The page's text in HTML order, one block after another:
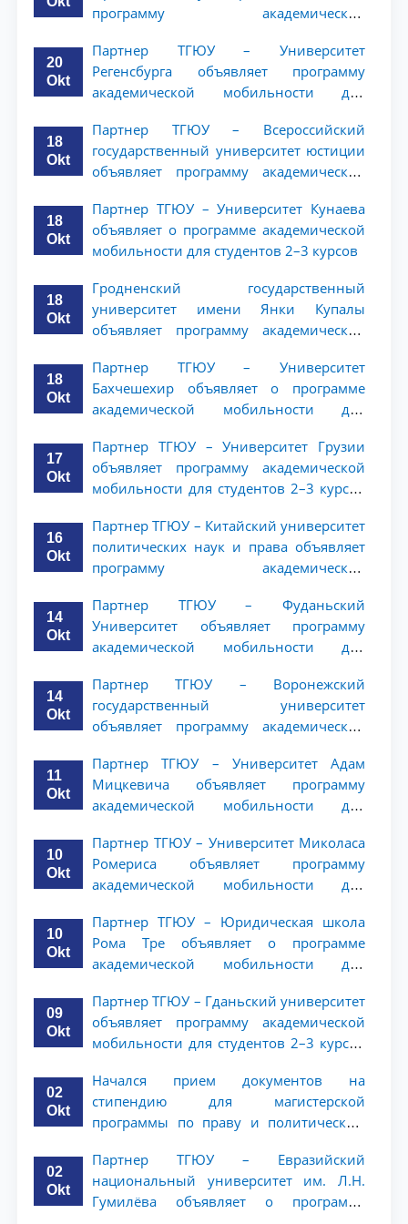
программу академической
20
Okt
Партнер ТГЮУ – Университет
Регенсбурга объявляет программу
академической мобильности для
18
Okt
Партнер ТГЮУ – Всероссийский
государственный университет юстиции
объявляет программу академической
ТГЮУ
18
Okt
Партнер ТГЮУ – Университет Кунаева
объявляет о программе академической
мобильности для студентов 2–3 курсов
18
Okt
Гродненский государственный
университет имени Янки Купалы
объявляет программу академической
ТГЮУ
18
Okt
Партнер ТГЮУ – Университет
Бахчешехир объявляет о программе
академической мобильности для
17
Okt
Партнер ТГЮУ – Университет Грузии
объявляет программу академической
мобильности для студентов 2–3 курсов
16
Okt
Партнер ТГЮУ – Китайский университет
политических наук и права объявляет
программу академической
ТГЮУ
14
Okt
Партнер ТГЮУ – Фуданьский
Университет объявляет программу
академической мобильности для
14
Okt
Партнер ТГЮУ – Воронежский
государственный университет
объявляет программу академической
ТГЮУ
11
Okt
Партнер ТГЮУ – Университет Адам
Мицкевича объявляет программу
академической мобильности для
10
Okt
Партнер ТГЮУ – Университет Миколаса
Ромериса объявляет программу
академической мобильности для
10
Okt
Партнер ТГЮУ – Юридическая школа
Рома Тре объявляет о программе
академической мобильности для
09
Okt
Партнер ТГЮУ – Гданьский университет
объявляет программу академической
мобильности для студентов 2–3 курсов
02
Okt
Начался прием документов на
стипендию для магистерской
программы по праву и политическим
02
Okt
Партнер ТГЮУ – Евразийский
национальный университет им. Л.Н.
Гумилёва объявляет о программе